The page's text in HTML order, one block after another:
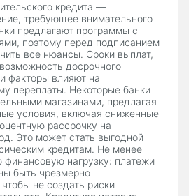
кредита —
требующее внимательного
предлагают программы с
поэтому перед подписанием
все нюансы. Сроки выплат,
досрочного
факторы влияют на
переплаты. Некоторые банки
магазинами, предлагая
условия, включая сниженные
рассрочку на
Это может стать выгодной
кредитам. Не менее
финансовую нагрузку: платежи
быть чрезмерно
не создать риски